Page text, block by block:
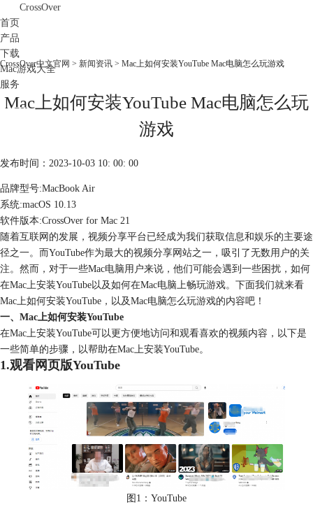
CrossOver
首页
产品
下载
Mac游戏大全
服务
购买
CrossOver中文官网 > 新闻资讯 > Mac上如何安装YouTube Mac电脑怎么玩游戏
Mac上如何安装YouTube Mac电脑怎么玩
游戏
发布时间：2023-10-03 10: 00: 00
品牌型号:MacBook Air
系统:macOS 10.13
软件版本:CrossOver for Mac 21
随着互联网的发展，视频分享平台已经成为我们获取信息和娱乐的主要途
径之一。而YouTube作为最大的视频分享网站之一，吸引了无数用户的关
注。然而，对于一些Mac电脑用户来说，他们可能会遇到一些困扰，如何
在Mac上安装YouTube以及如何在Mac电脑上畅玩游戏。下面我们就来看
Mac上如何安装YouTube，以及Mac电脑怎么玩游戏的内容吧！
一、Mac上如何安装YouTube
在Mac上安装YouTube可以更方便地访问和观看喜欢的视频内容，以下是
一些简单的步骤，以帮助在Mac上安装YouTube。
1.观看网页版YouTube
图1：YouTube